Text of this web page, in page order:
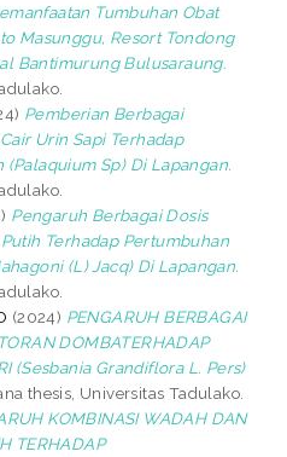
Tumbuhan Obat
Masunggu, Resort Tondong
Bantimurung Bulusaraung.
Pemberian Berbagai
Urin Sapi Terhadap
Sp) Di Lapangan.
Pengaruh Berbagai Dosis
Terhadap Pertumbuhan
(L) Jacq) Di Lapangan.
(2024) PENGARUH BERBAGAI
DOMBATERHADAP
(Sesbania Grandiflora L. Pers)
thesis, Universitas Tadulako.
KOMBINASI WADAH DAN
TERHADAP